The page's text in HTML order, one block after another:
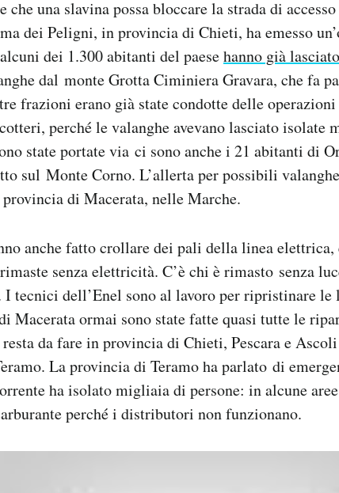
che una slavina possa bloccare la strada di
dei Peligni, in provincia di Chieti, ha emesso
dei 1.300 abitanti del paesehanno già
dal monte Grotta Ciminiera Gravara, che fa
frazioni erano già state condotte delle operazioni
perché le valanghe avevano lasciato isolate
state portate via ci sono anche i 21 abitanti di
sul Monte Corno. L’allerta per possibili
di Macerata, nelle Marche.
anche fatto crollare dei pali della linea elettrica,
senza elettricità. C’è chi è rimasto senza
tecnici dell’Enel sono al lavoro per ripristinare
Macerata ormai sono state fatte quasi tutte le
da fare in provincia di Chieti, Pescara e
La provincia di Teramo ha parlato di
ha isolato migliaia di persone: in alcune aree
perché i distributori non funzionano.